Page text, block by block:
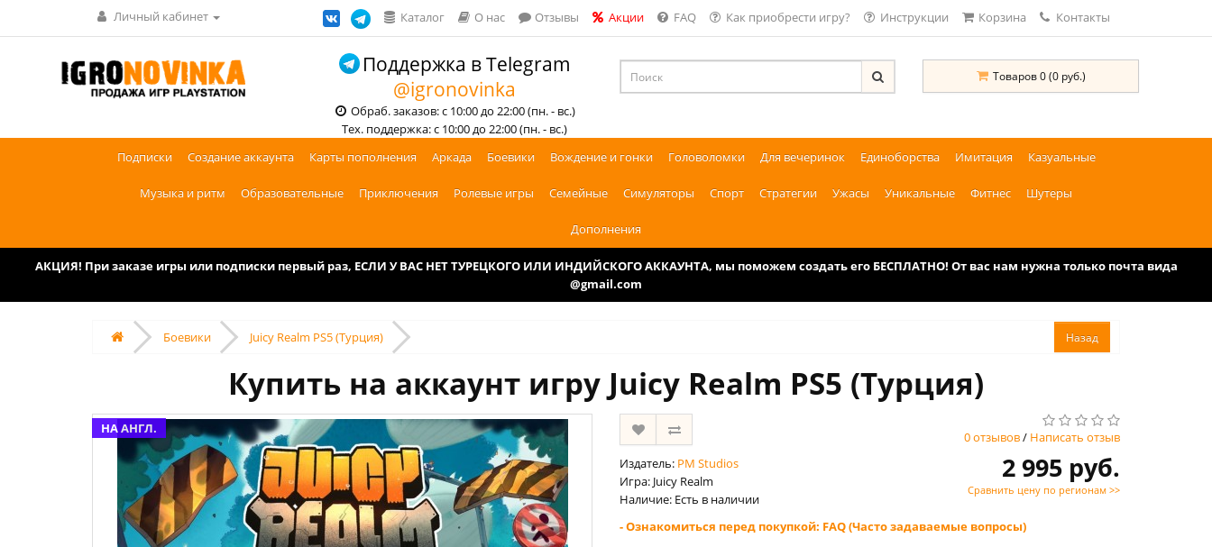
Личный кабинет Каталог О нас Отзывы Акции FAQ Как приобрести игру? Инструкции Корзина Контакты
Поддержка в Telegram
@igronovinka
Обраб. заказов: с 10:00 до 22:00 (пн. - вс.)
Тех. поддержка: с 10:00 до 22:00 (пн. - вс.)
Товаров 0 (0 руб.)
Подписки Создание аккаунта Карты пополнения Аркада Боевики Вождение и гонки Головоломки Для вечеринок Единоборства Имитация Казуальные
Музыка и ритм Образовательные Приключения Ролевые игры Семейные Симуляторы Спорт Стратегии Ужасы Уникальные Фитнес Шутеры
Дополнения
АКЦИЯ! При заказе игры или подписки первый раз, ЕСЛИ У ВАС НЕТ ТУРЕЦКОГО ИЛИ ИНДИЙСКОГО АККАУНТА, мы поможем создать его БЕСПЛАТНО! От вас нам нужна только почта вида
@gmail.com
Боевики Juicy Realm PS5 (Турция)
Купить на аккаунт игру Juicy Realm PS5 (Турция)
НА АНГЛ.
0 отзывов/ Написать отзыв
Издатель: PM Studios
Игра: Juicy Realm
Наличие: Есть в наличии
2 995 руб.
Сравнить цену по регионам >>
- Ознакомиться перед покупкой: FAQ (Часто задаваемые вопросы)